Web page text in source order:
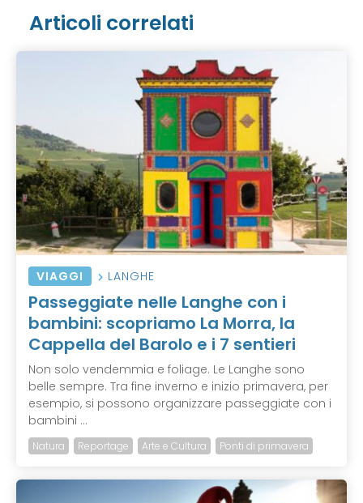
Articoli correlati
VIAGGI LANGHE
Passeggiate nelle Langhe con i
bambini: scopriamo La Morra, la
Cappella del Barolo e i 7 sentieri
Non solo vendemmia e foliage. Le Langhe sono
belle sempre. Tra fine inverno e inizio primavera, per
esempio, si possono organizzare passeggiate con i
bambini ...
Natura Reportage Arte e Cultura Ponti di primavera